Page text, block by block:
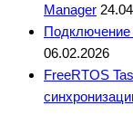
Manager
Подключение
06.02.2026
FreeRTOS